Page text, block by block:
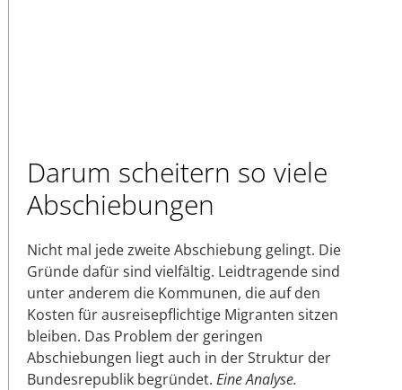
Darum scheitern so viele
Abschiebungen
Nicht mal jede zweite Abschiebung gelingt. Die
Gründe dafür sind vielfältig. Leidtragende sind
unter anderem die Kommunen, die auf den
Kosten für ausreisepflichtige Migranten sitzen
bleiben. Das Problem der geringen
Abschiebungen liegt auch in der Struktur der
Bundesrepublik begründet. Eine Analyse.